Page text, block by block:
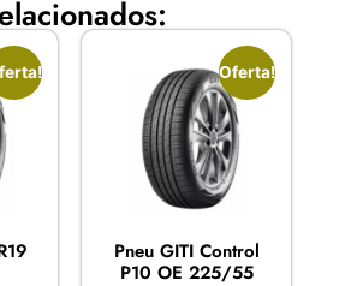
Oferta!
Pneu GITI Control
P10 OE 225/55